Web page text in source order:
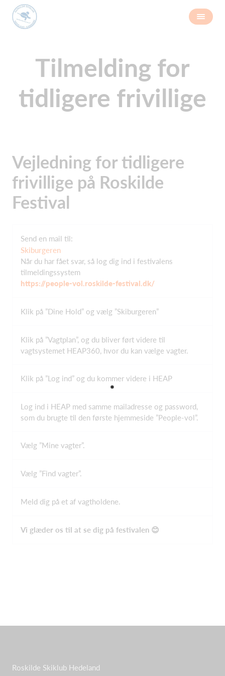
Tilmelding for
tidligere frivillige
Vejledning for tidligere
frivillige på Roskilde
Festival
Send en mail til:
Skiburgeren
Når du har fået svar, så log dig ind i festivalens
tilmeldingssystem
https://people-vol.roskilde-festival.dk/
Klik på ”Dine Hold” og vælg ”Skiburgeren”
Klik på ”Vagtplan”, og du bliver ført videre til
vagtsystemet HEAP360, hvor du kan vælge vagter.
Klik på ”Log ind” og du kommer videre i HEAP
Log ind i HEAP med samme mailadresse og password,
som du brugte til den første hjemmeside ”People-vol”.
Vælg ”Mine vagter”.
Vælg ”Find vagter”.
Meld dig på et af vagtholdene.
Vi glæder os til at se dig på festivalen 😊
Roskilde Skiklub Hedeland